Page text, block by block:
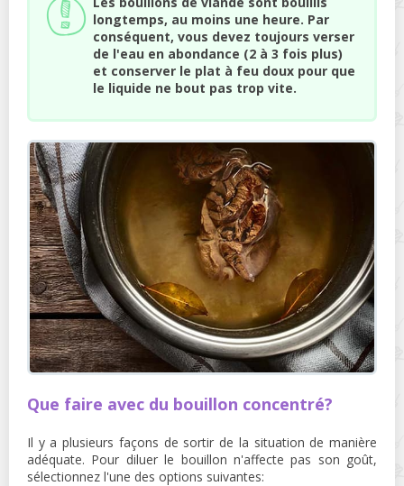
longtemps, au moins une heure. Par
conséquent, vous devez toujours verser
de l'eau en abondance (2 à 3 fois plus)
et conserver le plat à feu doux pour que
le liquide ne bout pas trop vite.
Que faire avec du bouillon concentré?
Il y a plusieurs façons de sortir de la situation de manière
adéquate. Pour diluer le bouillon n'affecte pas son goût,
sélectionnez l'une des options suivantes: